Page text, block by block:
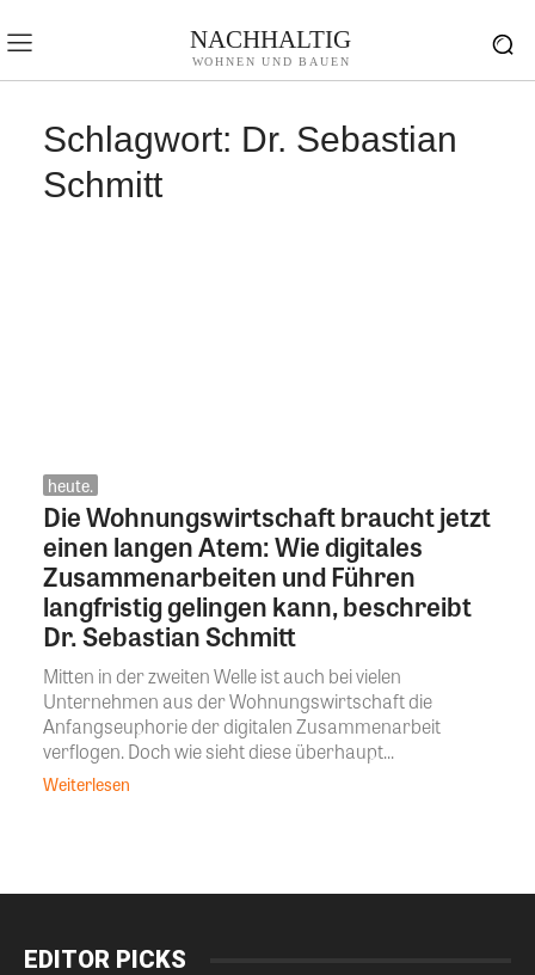
NACHHALTIG
WOHNEN UND BAUEN
Schlagwort: Dr. Sebastian
Schmitt
heute.
Die Wohnungswirtschaft braucht jetzt
einen langen Atem: Wie digitales
Zusammenarbeiten und Führen
langfristig gelingen kann, beschreibt
Dr. Sebastian Schmitt
Mitten in der zweiten Welle ist auch bei vielen
Unternehmen aus der Wohnungswirtschaft die
Anfangseuphorie der digitalen Zusammenarbeit
verflogen. Doch wie sieht diese überhaupt...
Weiterlesen
EDITOR PICKS